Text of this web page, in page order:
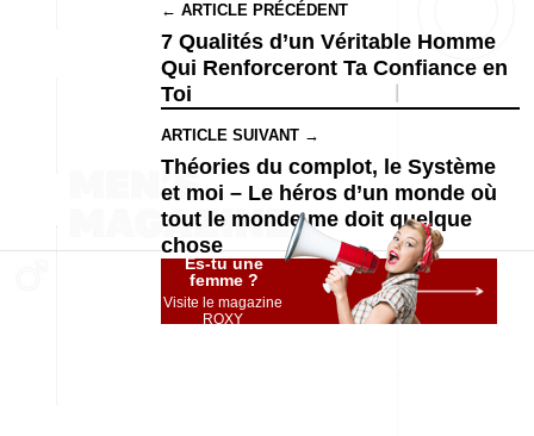
← ARTICLE PRÉCÉDENT
7 Qualités d’un Véritable Homme
Qui Renforceront Ta Confiance en
Toi
ARTICLE SUIVANT →
Théories du complot, le Système
et moi – Le héros d’un monde où
tout le monde me doit quelque
chose
Es-tu une
femme ?
Visite le magazine
ROXY